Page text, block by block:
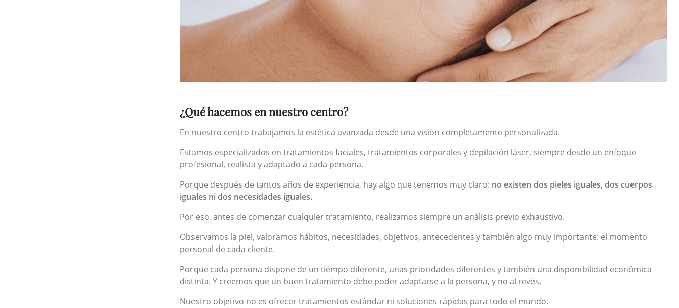
¿Qué hacemos en nuestro centro?
En nuestro centro trabajamos la estética avanzada desde una visión completamente personalizada.
Estamos especializados en tratamientos faciales, tratamientos corporales y depilación láser, siempre desde un enfoque
profesional, realista y adaptado a cada persona.
Porque después de tantos años de experiencia, hay algo que tenemos muy claro: no existen dos pieles iguales, dos cuerpos
iguales ni dos necesidades iguales.
Por eso, antes de comenzar cualquier tratamiento, realizamos siempre un análisis previo exhaustivo.
Observamos la piel, valoramos hábitos, necesidades, objetivos, antecedentes y también algo muy importante: el momento
personal de cada cliente.
Porque cada persona dispone de un tiempo diferente, unas prioridades diferentes y también una disponibilidad económica
distinta. Y creemos que un buen tratamiento debe poder adaptarse a la persona, y no al revés.
Nuestro objetivo no es ofrecer tratamientos estándar ni soluciones rápidas para todo el mundo.